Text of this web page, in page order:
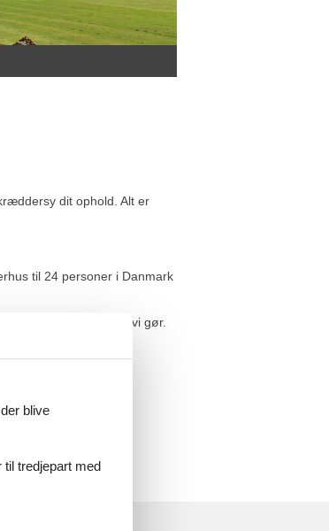
dit ophold. Alt er
til 24 personer i Danmark
til en lavere pris end vi gør.
ferie, er du meget
blive
tredjepart med